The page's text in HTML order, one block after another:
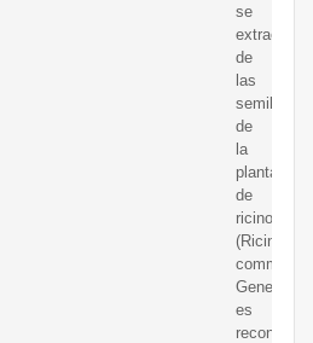
se
extrae
de
las
semillas
de
la
planta
de
ricino
(Ricinus
es
reconocido